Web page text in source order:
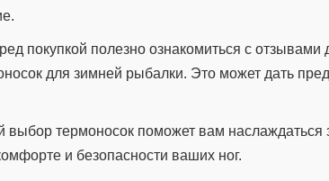
покупкой полезно ознакомиться с
для зимней рыбалки. Это может дать
выбор термоносок поможет вам
и безопасности ваших ног.